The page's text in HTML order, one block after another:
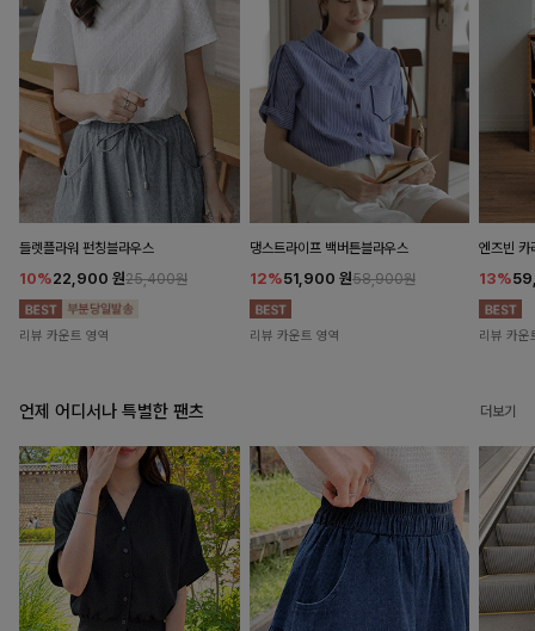
들렛플라워 펀칭블라우스
10%22,900 원25,400원
리뷰 카운트 영역
댕스트라이프 백버튼블라우스
12%51,900 원58,900원
리뷰 카운트 영역
엔즈빈
13%
리뷰 카운
언제 어디서나 특별한 팬츠 더보기